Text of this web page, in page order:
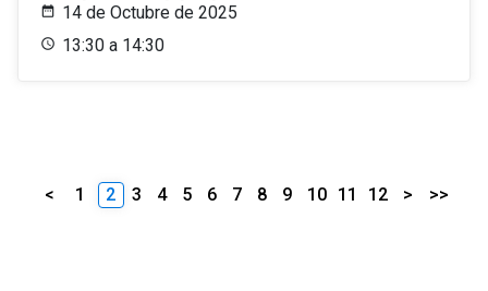
14 de Octubre de 2025
13:30 a 14:30
< 1 2 3 4 5 6 7 8 9 10 11 12 > >>